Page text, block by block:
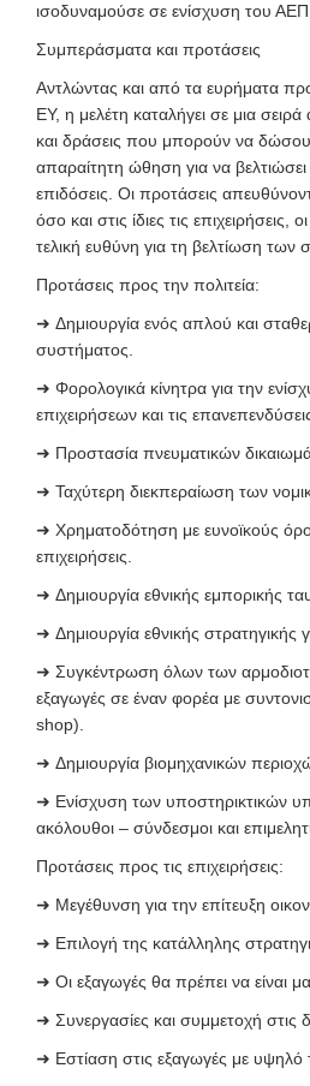
ισοδυναμούσε σε ενίσχυση του
Συμπεράσματα και προτάσεις
Αντλώντας και από τα ευρήματα
ΕΥ, η μελέτη καταλήγει σε μια
και δράσεις που μπορούν να
απαραίτητη ώθηση για να βελτιώσει
επιδόσεις. Οι προτάσεις
όσο και στις ίδιες τις επιχειρήσεις,
τελική ευθύνη για τη βελτίωση των
Προτάσεις προς την πολιτεία:
➜ Δημιουργία ενός απλού και
συστήματος.
➜ Φορολογικά κίνητρα για την
επιχειρήσεων και τις
➜ Προστασία πνευματικών
➜ Ταχύτερη διεκπεραίωση των
➜ Χρηματοδότηση με ευνοϊκούς
επιχειρήσεις.
➜ Δημιουργία εθνικής εμπορικής
➜ Δημιουργία εθνικής στρατηγικής
➜ Συγκέντρωση όλων των
εξαγωγές σε έναν φορέα με
shop).
➜ Δημιουργία βιομηχανικών
➜ Ενίσχυση των υποστηρικτικών
ακόλουθοι – σύνδεσμοι και
Προτάσεις προς τις επιχειρήσεις:
➜ Μεγέθυνση για την επίτευξη
➜ Επιλογή της κατάλληλης
➜ Οι εξαγωγές θα πρέπει να είναι
➜ Συνεργασίες και συμμετοχή στις
➜ Εστίαση στις εξαγωγές με υψηλό